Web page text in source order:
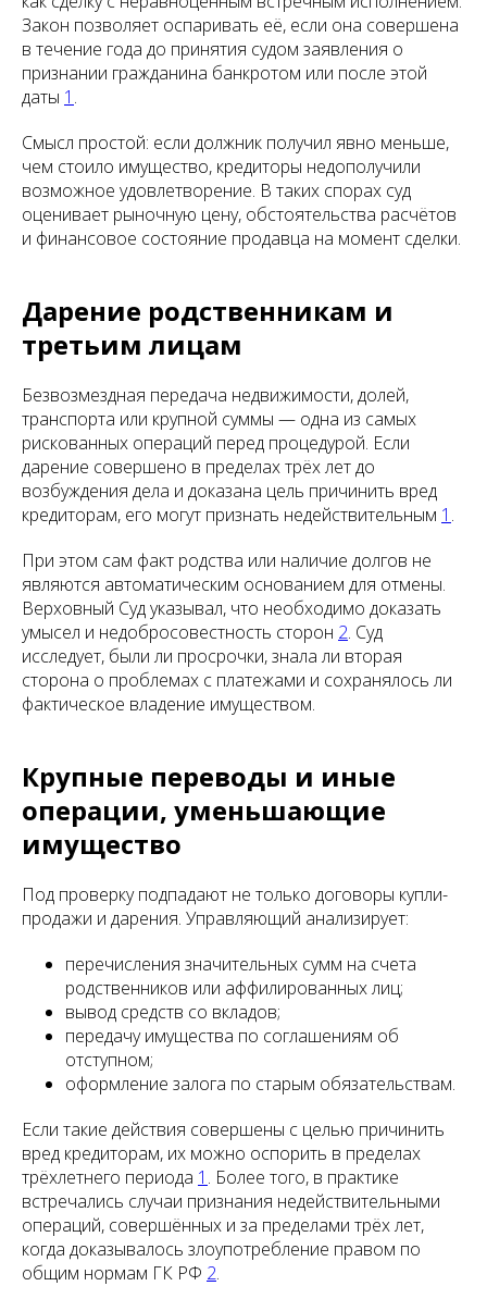
Закон позволяет оспаривать её, если она совершена
в течение года до принятия судом заявления о
признании гражданина банкротом или после этой
даты 1 .
Смысл простой: если должник получил явно меньше,
чем стоило имущество, кредиторы недополучили
возможное удовлетворение. В таких спорах суд
оценивает рыночную цену, обстоятельства расчётов
и финансовое состояние продавца на момент сделки.
Дарение родственникам и
третьим лицам
Безвозмездная передача недвижимости, долей,
транспорта или крупной суммы — одна из самых
рискованных операций перед процедурой. Если
дарение совершено в пределах трёх лет до
возбуждения дела и доказана цель причинить вред
кредиторам, его могут признать недействительным 1 .
При этом сам факт родства или наличие долгов не
являются автоматическим основанием для отмены.
Верховный Суд указывал, что необходимо доказать
умысел и недобросовестность сторон 2. Суд
исследует, были ли просрочки, знала ли вторая
сторона о проблемах с платежами и сохранялось ли
фактическое владение имуществом.
Крупные переводы и иные
операции, уменьшающие
имущество
Под проверку подпадают не только договоры купли-
продажи и дарения. Управляющий анализирует:
перечисления значительных сумм на счета
родственников или аффилированных лиц;
вывод средств со вкладов;
передачу имущества по соглашениям об
отступном;
оформление залога по старым обязательствам.
Если такие действия совершены с целью причинить
вред кредиторам, их можно оспорить в пределах
трёхлетнего периода 1 . Более того, в практике
встречались случаи признания недействительными
операций, совершённых и за пределами трёх лет,
когда доказывалось злоупотребление правом по
общим нормам ГК РФ 2.